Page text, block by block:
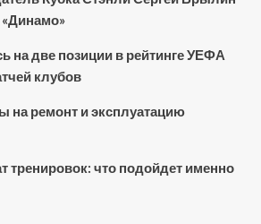
на две позиции в рейтинге УЕФА
клубов
на ремонт и эксплуатацию
тренировок: что подойдет именно